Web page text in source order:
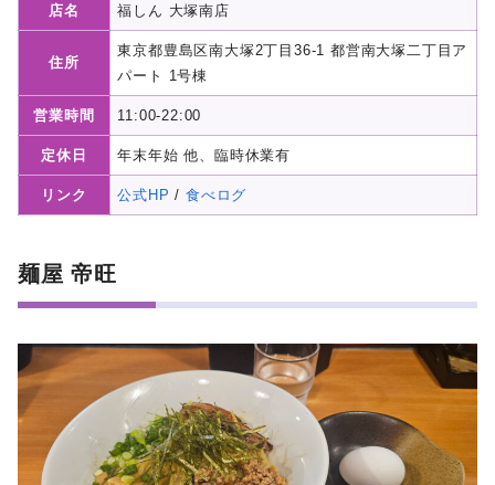
店名 福しん 大塚南店
住所
東京都豊島区南大塚2丁目36-1 都営南大塚二丁目ア
パート 1号棟
営業時間 11:00-22:00
定休日 年末年始 他、臨時休業有
リンク 公式HP / 食べログ
麺屋 帝旺